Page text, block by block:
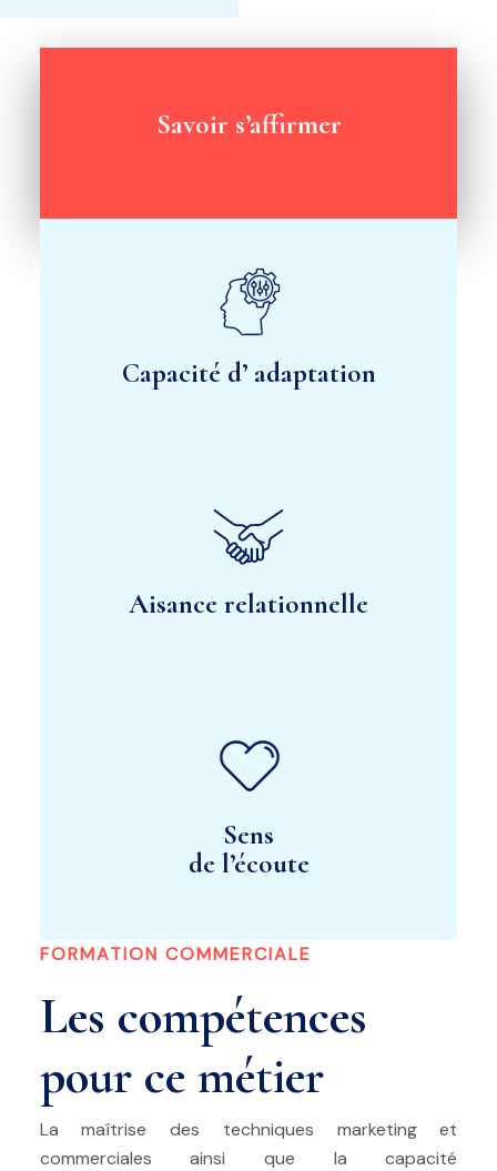
Savoir s’affirmer
Capacité d’ adaptation
Aisance relationnelle
Sens
de l’écoute
FORMATION COMMERCIALE
Les compétences
pour ce métier
La maîtrise des techniques marketing et
commerciales ainsi que la capacité